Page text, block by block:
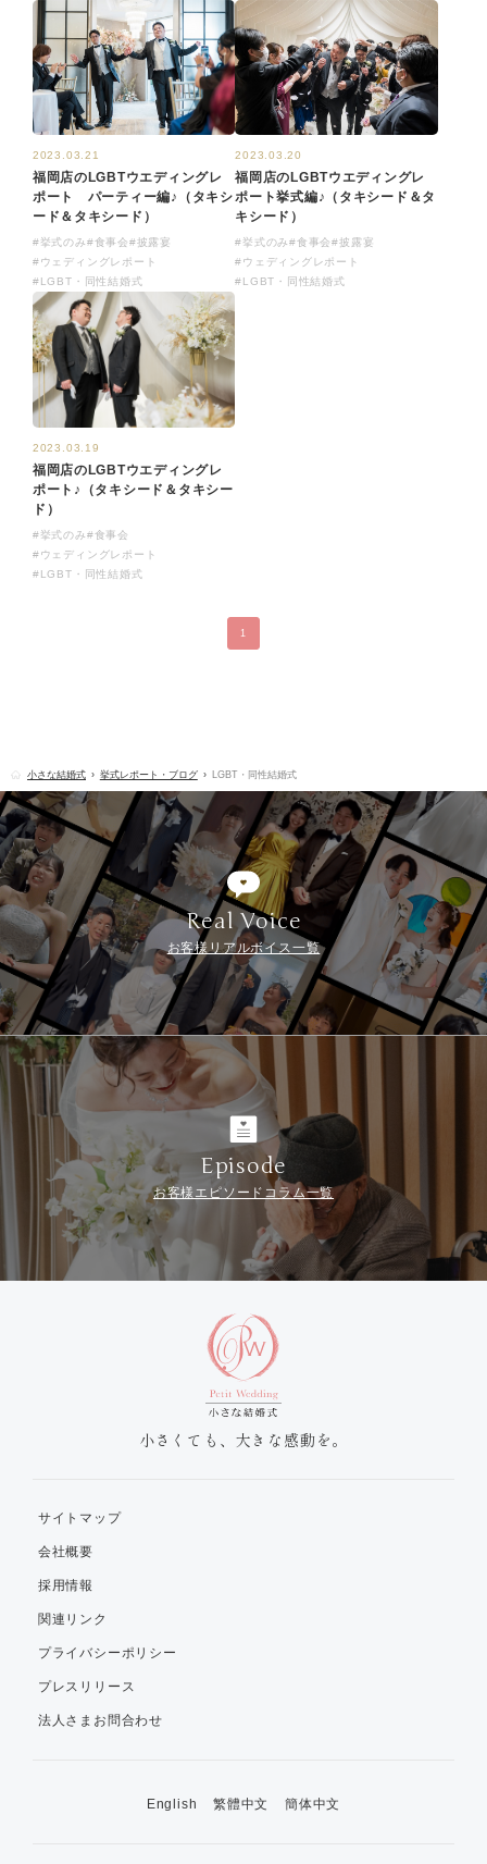
2023.03.21
福岡店のLGBTウエディングレ
ポート パーティー編♪（タキシ
ード＆タキシード）
#挙式のみ#食事会#披露宴
#ウェディングレポート
#LGBT・同性結婚式
2023.03.20
福岡店のLGBTウエディングレ
ポート挙式編♪（タキシード＆タ
キシード）
#挙式のみ#食事会#披露宴
#ウェディングレポート
#LGBT・同性結婚式
2023.03.19
福岡店のLGBTウエディングレ
ポート♪（タキシード＆タキシー
ド）
#挙式のみ#食事会
#ウェディングレポート
#LGBT・同性結婚式
1
小さな結婚式 挙式レポート・ブログ LGBT・同性結婚式
Real Voice
お客様リアルボイス一覧
Episode
お客様エピソードコラム一覧
小さくても、大きな感動を。
サイトマップ
会社概要
採用情報
関連リンク
プライバシーポリシー
プレスリリース
法人さまお問合わせ
English 繁體中文 簡体中文